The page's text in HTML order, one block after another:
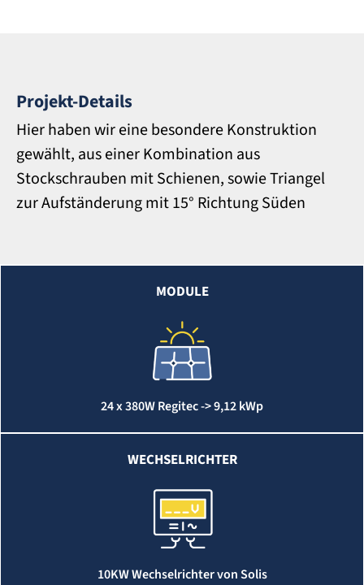
Projekt-Details
Hier haben wir eine besondere Konstruktion
gewählt, aus einer Kombination aus
Stockschrauben mit Schienen, sowie Triangel
zur Aufständerung mit 15° Richtung Süden
MODULE
24 x 380W Regitec -> 9,12 kWp
WECHSELRICHTER
10KW Wechselrichter von Solis